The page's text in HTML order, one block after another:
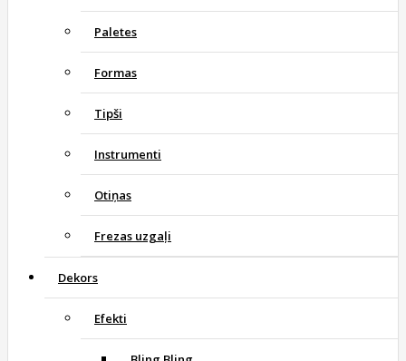
Paletes
Formas
Tipši
Instrumenti
Otiņas
Frezas uzgaļi
Dekors
Efekti